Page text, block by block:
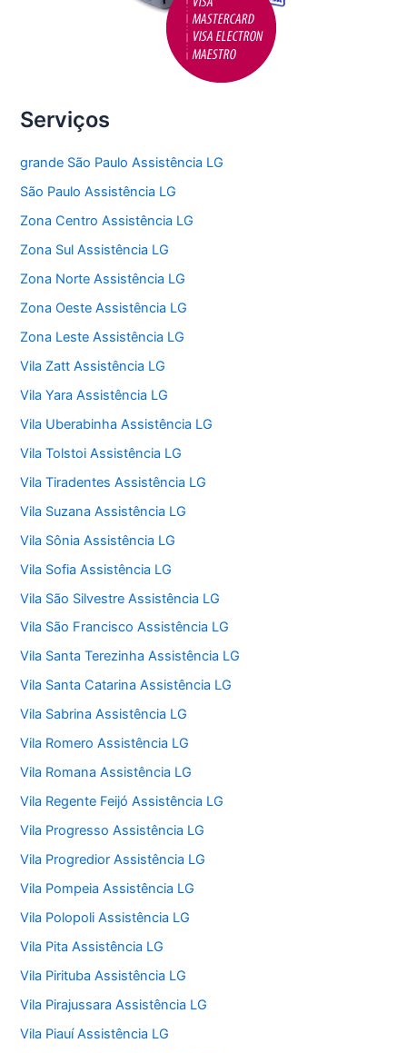
Serviços
grande São Paulo Assistência LG
São Paulo Assistência LG
Zona Centro Assistência LG
Zona Sul Assistência LG
Zona Norte Assistência LG
Zona Oeste Assistência LG
Zona Leste Assistência LG
Vila Zatt Assistência LG
Vila Yara Assistência LG
Vila Uberabinha Assistência LG
Vila Tolstoi Assistência LG
Vila Tiradentes Assistência LG
Vila Suzana Assistência LG
Vila Sônia Assistência LG
Vila Sofia Assistência LG
Vila São Silvestre Assistência LG
Vila São Francisco Assistência LG
Vila Santa Terezinha Assistência LG
Vila Santa Catarina Assistência LG
Vila Sabrina Assistência LG
Vila Romero Assistência LG
Vila Romana Assistência LG
Vila Regente Feijó Assistência LG
Vila Progresso Assistência LG
Vila Progredior Assistência LG
Vila Pompeia Assistência LG
Vila Polopoli Assistência LG
Vila Pita Assistência LG
Vila Pirituba Assistência LG
Vila Pirajussara Assistência LG
Vila Piauí Assistência LG